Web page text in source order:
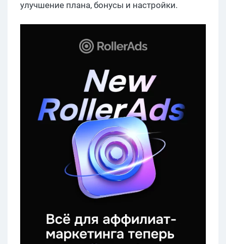
улучшение плана, бонусы и настройки.